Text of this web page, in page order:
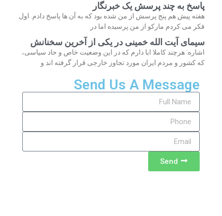
پاسخ به چند پرسش یک خبرنگار
هفته پیش هم پنج پرسش از من شده بود که به آن ها پاسخ دادم. اول
فکر می کردم مارکو از من پرسیده اما در
سیمای آیت الله خمینی در یکی از آخرین سخنانش
اشاره: هرچند کاملا ابا دارم که در این وضعیت خاص و حاد سیاسی،
که کشور و مردم ایران مورد تجاوز خارجی قرار گرفته اند و
Send Us A Message
Send